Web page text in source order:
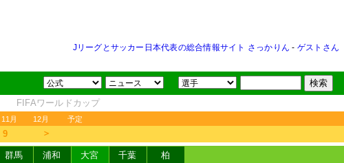
Jリーグとサッカー日本代表の総合情報サイト さっかりん - ゲストさん
FIFAワールドカップ
11月 12月 予定
9 ＞
群馬 浦和 大宮 千葉
柏